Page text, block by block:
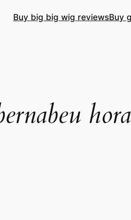
Buy big big wig reviewsBuy